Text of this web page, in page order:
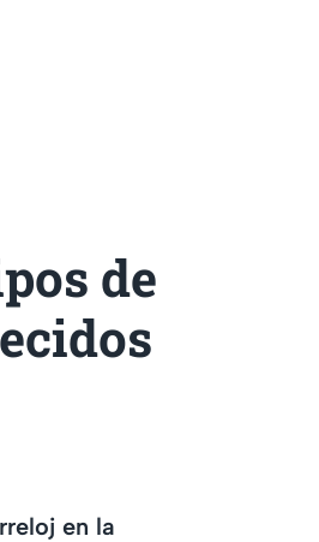
de
en la